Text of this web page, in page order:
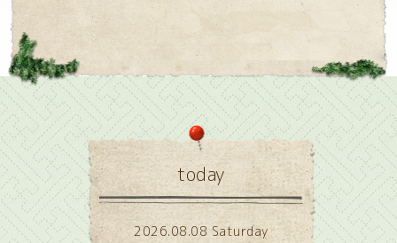
today
2026.08.08 Saturday